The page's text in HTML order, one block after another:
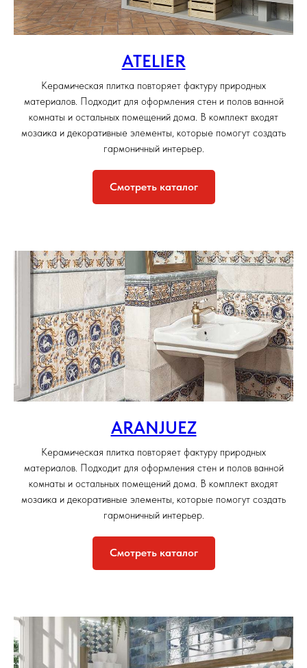
ATELIER
Керамическая плитка повторяет фактуру природных
материалов. Подходит для оформления стен и полов ванной
комнаты и остальных помещений дома. В комплект входят
мозаика и декоративные элементы, которые помогут создать
гармоничный интерьер.
Смотреть каталог
ARANJUEZ
Керамическая плитка повторяет фактуру природных
материалов. Подходит для оформления стен и полов ванной
комнаты и остальных помещений дома. В комплект входят
мозаика и декоративные элементы, которые помогут создать
гармоничный интерьер.
Смотреть каталог